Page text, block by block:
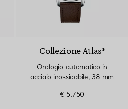
2 Colori
Collezione Atlas®
Orologio automatico in
acciaio inossidabile, 38 mm
€ 5.750